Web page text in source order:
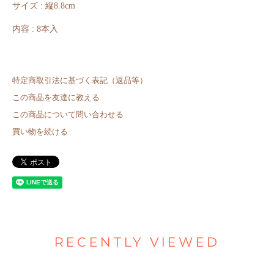
サイズ : 縦8.8cm
内容 : 8本入
特定商取引法に基づく表記（返品等）
この商品を友達に教える
この商品について問い合わせる
買い物を続ける
RECENTLY VIEWED